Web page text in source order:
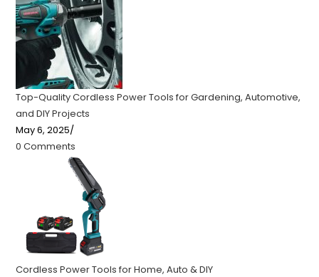
Top-Quality Cordless Power Tools for Gardening, Automotive,
and DIY Projects
May 6, 2025/
0 Comments
Cordless Power Tools for Home, Auto & DIY